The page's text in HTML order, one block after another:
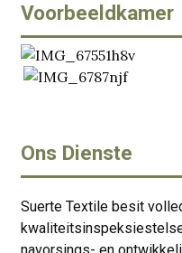
Voorbeeldkamer
Ons Dienste
Suerte Textile besit